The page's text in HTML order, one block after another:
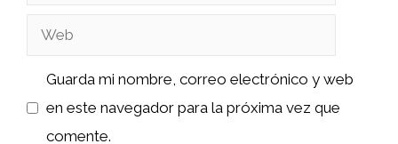
Web
Guarda mi nombre, correo electrónico y web
en este navegador para la próxima vez que
comente.